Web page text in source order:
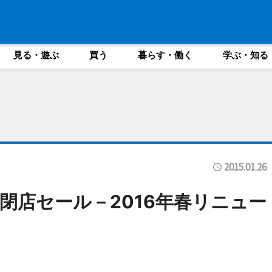
見る・遊ぶ 買う 暮らす・働く 学ぶ・知る
2015.01.26
店セール－2016年春リニュー